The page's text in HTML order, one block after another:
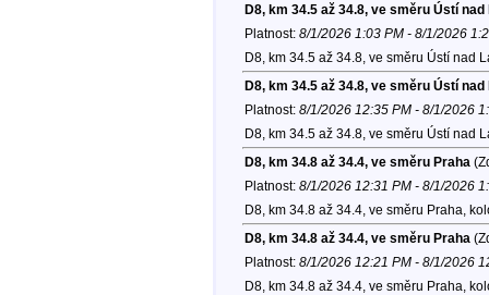
D8, km 34.5 až 34.8, ve směru Ústí nad
Platnost: 8/1/2026 1:03 PM - 8/1/2026
D8, km 34.5 až 34.8, ve směru Ústí nad
D8, km 34.5 až 34.8, ve směru Ústí nad
Platnost: 8/1/2026 12:35 PM - 8/1/2026
D8, km 34.5 až 34.8, ve směru Ústí nad
D8, km 34.8 až 34.4, ve směru Praha
Platnost: 8/1/2026 12:31 PM - 8/1/2026
D8, km 34.8 až 34.4, ve směru Praha,
D8, km 34.8 až 34.4, ve směru Praha
Platnost: 8/1/2026 12:21 PM - 8/1/2026
D8, km 34.8 až 34.4, ve směru Praha,